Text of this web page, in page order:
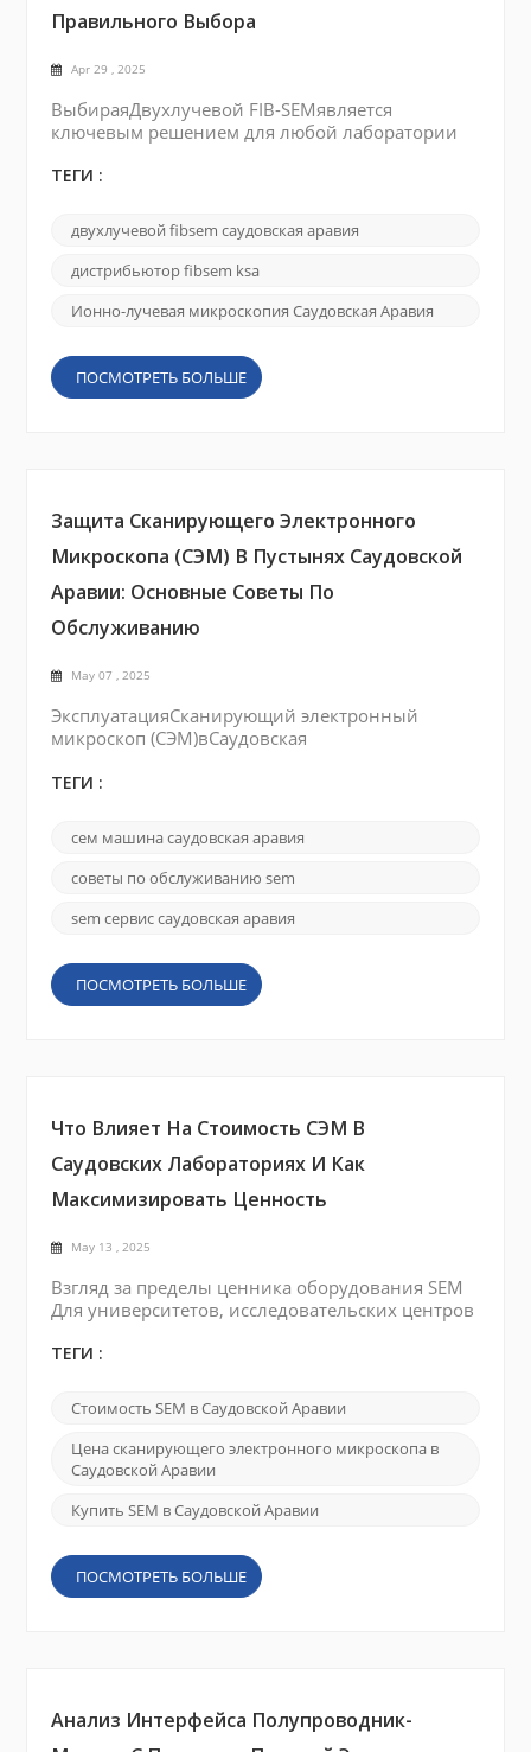
Правильного Выбора
Apr 29 , 2025
ВыбираяДвухлучевой FIB-SEMявляется
ключевым решением для любой лаборатории
Аравияпроцветающие исследовательские и
выделять бюджет и место на стенде, задайте
себе эти пять вопросов, чтобы убедиться, что
ваша система обеспечивает необходимую
поддержку.1. Как ток ионного пучка и размер
ТЕГИ :
двухлучевой fibsem саудовская аравия
дистрибьютор fibsem ksa
Ионно-лучевая микроскопия Саудовская Аравия
ПОСМОТРЕТЬ БОЛЬШЕ
Защита Сканирующего Электронного
Микроскопа (СЭМ) В Пустынях Саудовской
Аравии: Основные Советы По
Обслуживанию
May 07 , 2025
ЭксплуатацияСканирующий электронный
микроскоп (СЭМ)вСаудовская
целенаправленного обслуживания. От
компоненты, дисциплинированное
обслуживание обеспечивает четкие
работу. Ниже приведены четыре действенные
ТЕГИ :
сем машина саудовская аравия
советы по обслуживанию sem
sem сервис саудовская аравия
ПОСМОТРЕТЬ БОЛЬШЕ
Что Влияет На Стоимость СЭМ В
Саудовских Лабораториях И Как
Максимизировать Ценность
May 13 , 2025
Взгляд за пределы ценника оборудования SEM
Для университетов, исследовательских центров
Аравия , Сканирующие электронные
инструментами. Будь то материаловедение,
нефтехимия, нанотехнологии или проверка
полупроводников, СЭМ обеспечивают
получение изображений с высоким
анализа. Од...
ТЕГИ :
Стоимость SEM в Саудовской Аравии
Цена сканирующего электронного микроскопа в
Саудовской Аравии
Купить SEM в Саудовской Аравии
ПОСМОТРЕТЬ БОЛЬШЕ
Анализ Интерфейса Полупроводник-